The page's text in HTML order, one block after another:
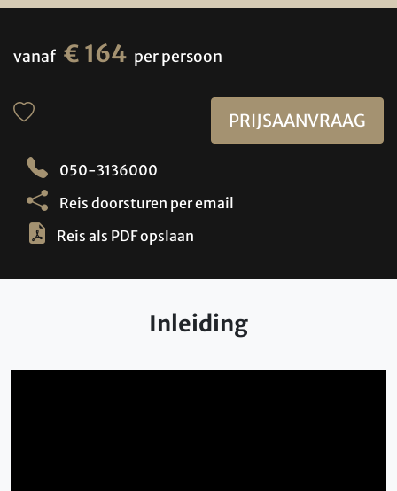
vanaf € 164 per persoon
PRIJSAANVRAAG
050-3136000
Reis doorsturen per email
Reis als PDF opslaan
Inleiding